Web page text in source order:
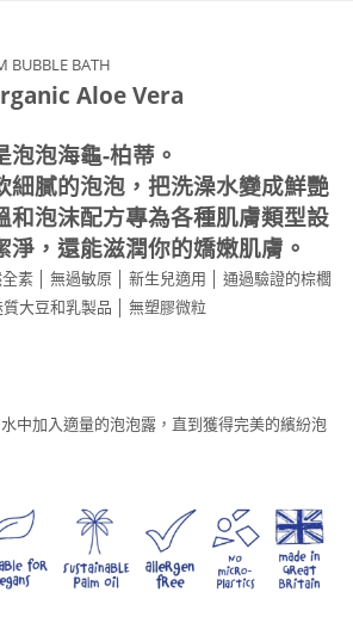
含以上)免運費
含以上)免運費
BUBBLE BATH
Aloe Vera
泡海龜-柏蒂。
細膩的泡泡，把洗澡水變成鮮艷
和泡沫配方專為各種肌膚類型設
淨，還能滋潤你的嬌嫩肌膚。
素 │ 無過敏原 │ 新生兒適用 │ 通過驗證的棕櫚
大豆和乳製品 │ 無塑膠微粒
中加入適量的泡泡露，直到獲得完美的繽紛泡